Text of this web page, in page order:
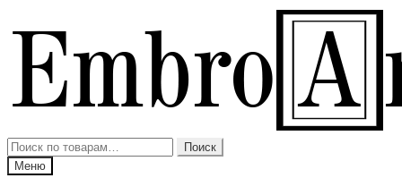
к
навигации
к
содержимому
Искать:
Поиск
Меню